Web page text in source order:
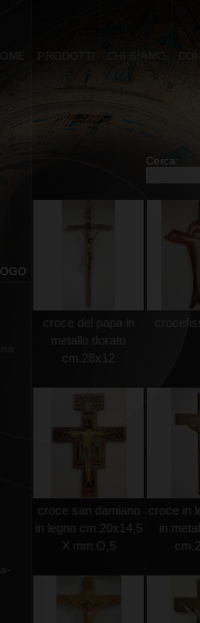
PRODOTTI CHI SIAMO
Cerca:
croce del papa in
metallo dorato
cm.28x12
croce san damiano
in legno cm.20x14,5
X mm.O,5
croce in
in